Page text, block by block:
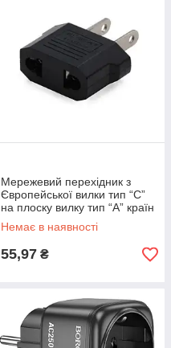
Мережевий перехідник з
Європейської вилки тип “C”
на плоску вилку тип “A” країн
США, Китай, Японія
Немає в наявності
55,97 ₴